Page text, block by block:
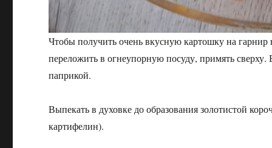
Чтобы получить очень вкусную картошку на гарнир
переложить в огнеупорную посуду, примять
паприкой.
Выпекать в духовке до образования золотистой
картифелин).